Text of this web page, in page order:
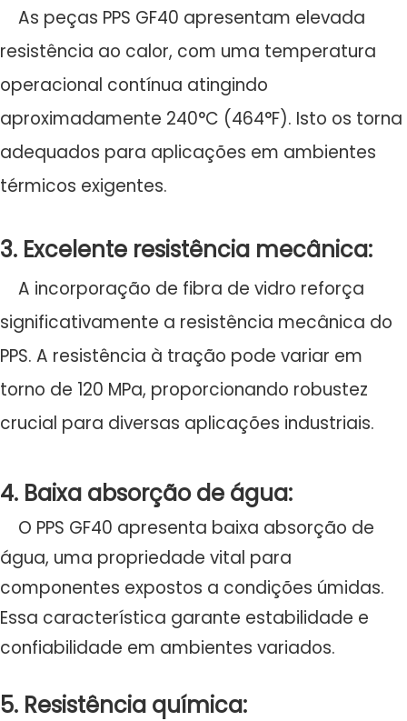
As peças PPS GF40 apresentam elevada
resistência ao calor, com uma temperatura
operacional contínua atingindo
aproximadamente 240°C (464°F). Isto os torna
adequados para aplicações em ambientes
térmicos exigentes.
3. Excelente resistência mecânica:
A incorporação de fibra de vidro reforça
significativamente a resistência mecânica do
PPS. A resistência à tração pode variar em
torno de 120 MPa, proporcionando robustez
crucial para diversas aplicações industriais.
4. Baixa absorção de água:
O PPS GF40 apresenta baixa absorção de
água, uma propriedade vital para
componentes expostos a condições úmidas.
Essa característica garante estabilidade e
confiabilidade em ambientes variados.
5. Resistência química: